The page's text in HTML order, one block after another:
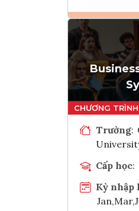
Trường:
Cấp học:
Kỳ nhập